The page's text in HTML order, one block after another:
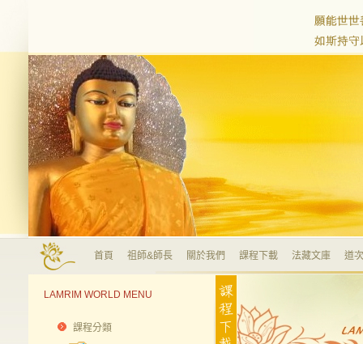
首頁 祖師&師長 關於我們 課程下載 法藏文庫 道
LAMRIM WORLD MENU
課程分類